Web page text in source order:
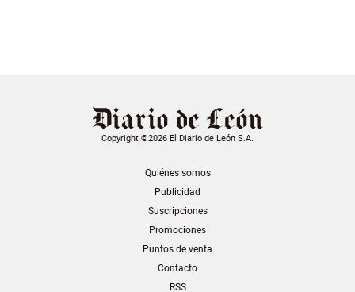
Copyright ©2026 El Diario de León S.A.
Quiénes somos
Publicidad
Suscripciones
Promociones
Puntos de venta
Contacto
RSS